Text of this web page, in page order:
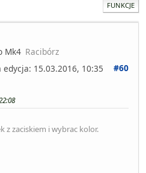
FUNKCJE
Mk4 Racibórz
#60
edycja: 15.03.2016, 10:35
z zaciskiem i wybrac kolor.